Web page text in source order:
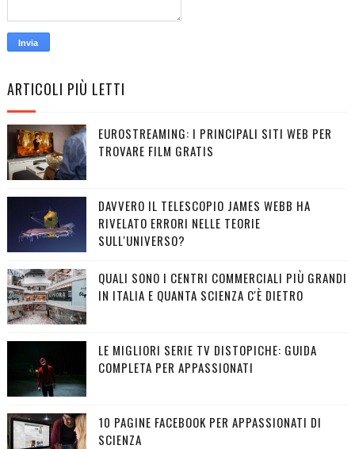
ARTICOLI PIÙ LETTI
EUROSTREAMING: I PRINCIPALI SITI WEB PER
TROVARE FILM GRATIS
DAVVERO IL TELESCOPIO JAMES WEBB HA
RIVELATO ERRORI NELLE TEORIE
SULL'UNIVERSO?
QUALI SONO I CENTRI COMMERCIALI PIÙ GRANDI
IN ITALIA E QUANTA SCIENZA C'È DIETRO
LE MIGLIORI SERIE TV DISTOPICHE: GUIDA
COMPLETA PER APPASSIONATI
10 PAGINE FACEBOOK PER APPASSIONATI DI
SCIENZA